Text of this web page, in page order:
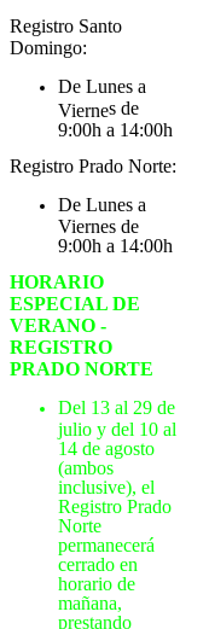
Registro Santo
Domingo:
De Lunes a
Viernes de
9:00h a 14:00h
Registro Prado Norte:
De Lunes a
Viernes de
9:00h a 14:00h
HORARIO
ESPECIAL DE
VERANO -
REGISTRO
PRADO NORTE
Del 13 al 29 de
julio y del 10 al
14 de agosto
(ambos
inclusive), el
Registro Prado
Norte
permanecerá
cerrado en
horario de
mañana,
prestando